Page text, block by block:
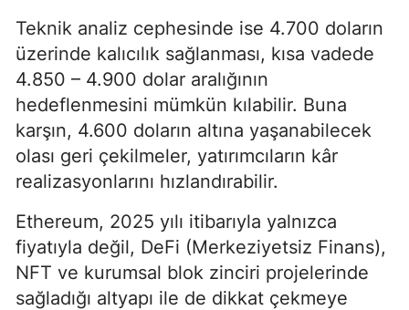
Teknik analiz cephesinde ise 4.700 doların
üzerinde kalıcılık sağlanması, kısa vadede
4.850 – 4.900 dolar aralığının
hedeflenmesini mümkün kılabilir. Buna
karşın, 4.600 doların altına yaşanabilecek
olası geri çekilmeler, yatırımcıların kâr
realizasyonlarını hızlandırabilir.
Ethereum, 2025 yılı itibarıyla yalnızca
fiyatıyla değil, DeFi (Merkeziyetsiz Finans),
NFT ve kurumsal blok zinciri projelerinde
sağladığı altyapı ile de dikkat çekmeye